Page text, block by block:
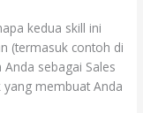
kedua skill ini
(termasuk contoh di
sebagai Sales
membuat Anda